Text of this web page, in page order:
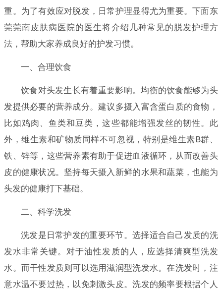
重。为了有效应对脱发，日常护理显得尤为重要。下面东
莞莞南皮肤病医院的医生将介绍几种常见的脱发护理方
法，帮助大家养成良好的护发习惯。
一、合理饮食
饮食对头发生长有着重要影响。均衡的饮食能够为头
发提供必要的营养成分。建议多摄入富含蛋白质的食物，
比如鸡肉、鱼类和豆类，这些都能增强发丝的韧性。此
外，维生素和矿物质同样不可忽视，特别是维生素B群、
铁、锌等，这些营养素有助于促进血液循环，从而改善头
皮的健康状况。坚持每天摄入新鲜的水果和蔬菜，也能为
头发的健康打下基础。
二、科学洗发
洗发是日常护发的重要环节。选择适合自己发质的洗
发水非常关键。对于油性发质的人，应选择清爽型洗发
水。而干性发质则可以选用滋润型洗发水。在洗发时，注
意水温不要过热，以免刺激头皮。洗发的频率要根据个人